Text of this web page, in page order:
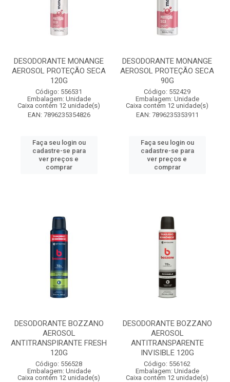
DESODORANTE MONANGE
AEROSOL PROTEÇÃO SECA
120G
Código: 556531
Embalagem: Unidade
Caixa contém 12 unidade(s)
EAN: 7896235354826
Faça seu login ou
cadastre-se para
ver preços e
comprar
DESODORANTE MONANGE
AEROSOL PROTEÇÃO SECA
90G
Código: 552429
Embalagem: Unidade
Caixa contém 12 unidade(s)
EAN: 7896235353911
Faça seu login ou
cadastre-se para
ver preços e
comprar
DESODORANTE BOZZANO
AEROSOL
ANTITRANSPIRANTE FRESH
120G
Código: 556528
Embalagem: Unidade
Caixa contém 12 unidade(s)
DESODORANTE BOZZANO
AEROSOL
ANTITRANSPARENTE
INVISIBLE 120G
Código: 556162
Embalagem: Unidade
Caixa contém 12 unidade(s)